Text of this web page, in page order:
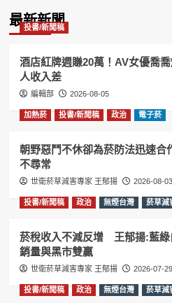
最新新聞
投書/新聞稿
酒店紅牌週賺20萬！AV女優喬
人收入差
編輯部 2026-08-05
加熱菸 投書/新聞稿 政治 電子菸
朝野惡鬥不休卻為菸防法迅速
不尋常
世衛菸草減害專家 王郁揚 2026-08-03
投書/新聞稿 政治 無煙台灣 菸草減
菸稅收入不減反增 王郁揚:藍綠
銷量與黑市雙贏
世衛菸草減害專家 王郁揚 2026-07-29
投書/新聞稿 政治 無煙台灣 菸草減